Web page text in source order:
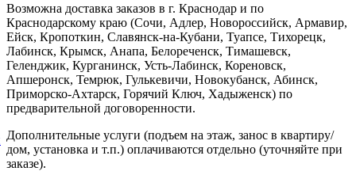
Возможна доставка заказов в г. Краснодар и по
Краснодарскому краю (Сочи, Адлер, Новороссийск, Армавир,
Ейск, Кропоткин, Славянск-на-Кубани, Туапсе, Тихорецк,
Лабинск, Крымск, Анапа, Белореченск, Тимашевск,
Геленджик, Курганинск, Усть-Лабинск, Кореновск,
Апшеронск, Темрюк, Гулькевичи, Новокубанск, Абинск,
Приморско-Ахтарск, Горячий Ключ, Хадыженск) по
предварительной договоренности.
Дополнительные услуги (подъем на этаж, занос в квартиру/
дом, установка и т.п.) оплачиваются отдельно (уточняйте при
заказе).